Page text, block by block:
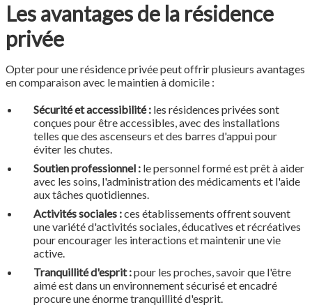
Les avantages de la résidence
privée
Opter pour une résidence privée peut offrir plusieurs avantages
en comparaison avec le maintien à domicile :
Sécurité et accessibilité : les résidences privées sont
conçues pour être accessibles, avec des installations
telles que des ascenseurs et des barres d'appui pour
éviter les chutes.
Soutien professionnel : le personnel formé est prêt à aider
avec les soins, l'administration des médicaments et l'aide
aux tâches quotidiennes.
Activités sociales :ces établissements offrent souvent
une variété d'activités sociales, éducatives et récréatives
pour encourager les interactions et maintenir une vie
active.
Tranquillité d'esprit :pour les proches, savoir que l'être
aimé est dans un environnement sécurisé et encadré
procure une énorme tranquillité d'esprit.